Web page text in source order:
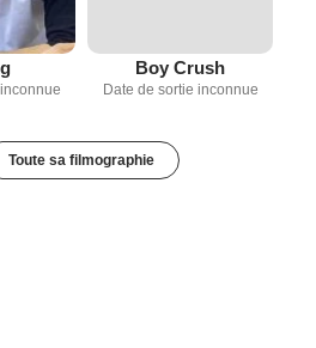
Boy Crush
Date de sortie inconnue
Toute sa filmographie